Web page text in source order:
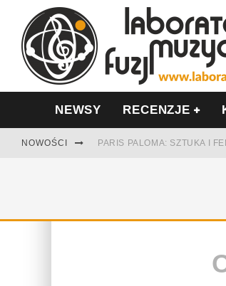
NEWSY RECENZJE
NOWOŚCI PARIS PALOMA: SZTUKA I
LESZEK KUŁAKOWSKI